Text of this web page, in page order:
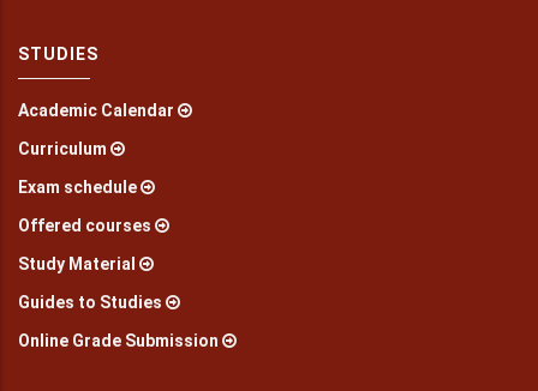
STUDIES
Academic Calendar
Curriculum
Exam schedule
Offered courses
Study Material
Guides to Studies
Online Grade Submission